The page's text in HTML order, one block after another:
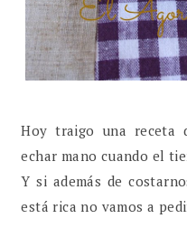
Hoy traigo una receta
echar mano cuando el
Y si además de
está rica no vamos a